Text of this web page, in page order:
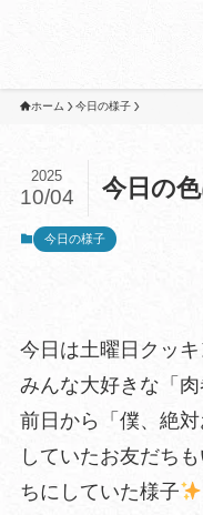
ホーム 今日の様子
今日の
2025
10/04
今日の様子
今日は土曜日クッ
みんな大好きな「
前日から「僕、絶
していたお友だち
ちにしていた様子